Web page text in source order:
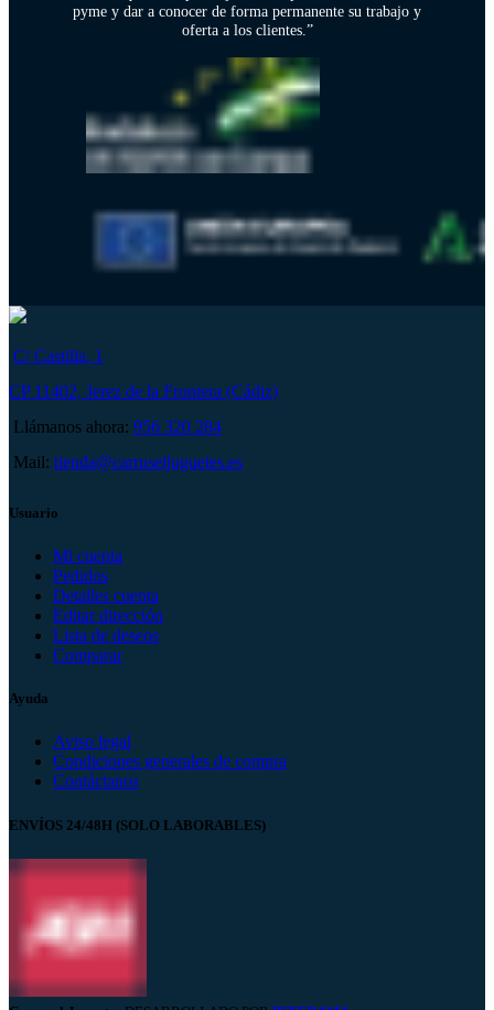
pyme y dar a conocer de forma permanente su trabajo y
oferta a los clientes.”
C/ Castilla, 1
CP 11402, Jerez de la Frontera (Cádiz)
Llámanos ahora: 956 320 284
Mail: tienda@carruseljuguetes.es
Usuario
Mi cuenta
Pedidos
Detalles cuenta
Editar dirección
Lista de deseos
Comparar
Ayuda
Aviso legal
Condiciones generales de compra
Contáctanos
ENVÍOS 24/48H (SOLO LABORABLES)